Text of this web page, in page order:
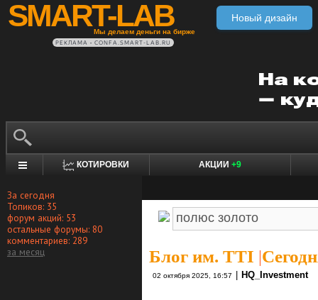
SMART-LAB
Мы делаем деньги на бирже
Новый дизайн
РЕКЛАМА • CONFA.SMART-LAB.RU
КОТИРОВКИ АКЦИИ +9
За сегодня
Топиков: 35
форум акций: 53
остальные форумы: 80
комментариев: 289
за месяц
Блог им. TTI |
02 октября 2025, 16:57 HQ_Investment